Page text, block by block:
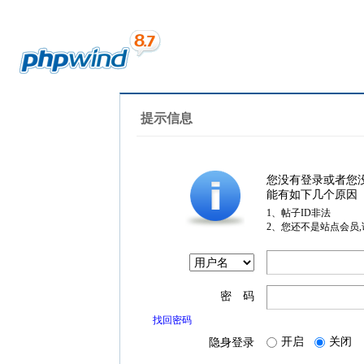
提示信息
您没有登录或者您
能有如下几个原因
1、帖子ID非法
2、您还不是站点会员
密 码
找回密码
隐身登录 开启 关闭